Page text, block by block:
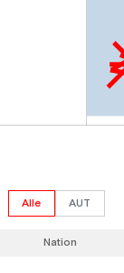
Alle AUT
Nation